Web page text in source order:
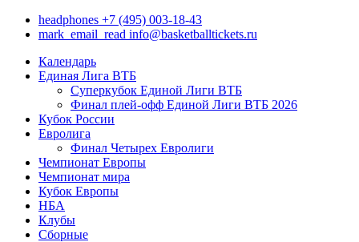
headphones +7 (495) 003-18-43
mark_email_read info@basketballtickets.ru
Календарь
Единая Лига ВТБ
Суперкубок Единой Лиги ВТБ
Финал плей-офф Единой Лиги ВТБ 2026
Кубок России
Евролига
Финал Четырех Евролиги
Чемпионат Европы
Чемпионат мира
Кубок Европы
НБА
Клубы
Сборные